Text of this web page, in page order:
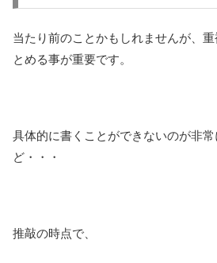
当たり前のことかもしれませんが、
とめる事が重要です。
具体的に書くことができないのが非
ど・・・
推敲の時点で、